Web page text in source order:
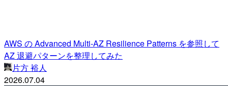
AWS の Advanced Multi-AZ Resilience Patterns を参照して
AZ 退避パターンを整理してみた
片方 裕人
2026.07.04